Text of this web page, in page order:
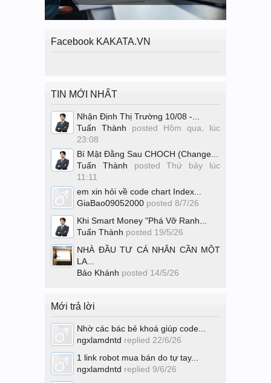
Facebook KAKATA.VN
TIN MỚI NHẤT
Nhận Định Thị Trường 10/08 -...
Tuấn Thành posted Hôm qua, lúc
23:08
Bí Mật Đằng Sau CHOCH (Change...
Tuấn Thành postedThứ bảy lúc
11:11
em xin hỏi về code chart Index...
GiaBao09052000 posted 8/7/26
Khi Smart Money "Phá Vỡ Ranh...
Tuấn Thành posted 19/5/26
NHÀ ĐẦU TƯ CÁ NHÂN CẦN MỘT
LA...
Bảo Khánh posted 14/5/26
Mới trả lời
Nhờ các bác bẻ khoá giúp code...
ngxlamdntd replied 22/6/26
1 link robot mua bán do tự tay...
ngxlamdntd replied 9/6/26